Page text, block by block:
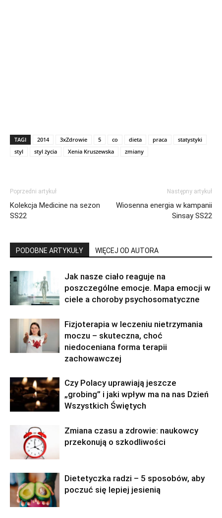
TAGI 2014 3xZdrowie 5 co dieta praca
statystyki
styl
styl życia Xenia Kruszewska zmiany
Poprzedni artykuł
Kolekcja Medicine na sezon
SS22
Następny artykuł
Wiosenna energia w kampanii
Sinsay SS22
PODOBNE ARTYKUŁY WIĘCEJ OD AUTORA
Jak nasze ciało reaguje na
poszczególne emocje. Mapa emocji w
ciele a choroby psychosomatyczne
Fizjoterapia w leczeniu nietrzymania
moczu – skuteczna, choć
niedoceniana forma terapii
zachowawczej
Czy Polacy uprawiają jeszcze
„grobing” i jaki wpływ ma na nas Dzień
Wszystkich Świętych
Zmiana czasu a zdrowie: naukowcy
przekonują o szkodliwości
Dietetyczka radzi – 5 sposobów, aby
poczuć się lepiej jesienią